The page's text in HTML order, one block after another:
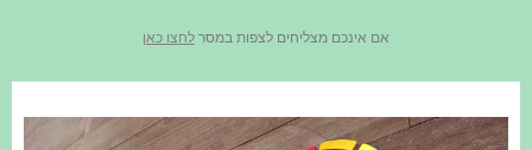
אם אינכם מצליחים לצפות במסר לחצו כאן